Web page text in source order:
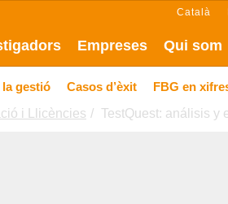
Empreses Qui som
Català
gestió Casos d’èxit FBG en
i Llicències TestQuest: análisis y